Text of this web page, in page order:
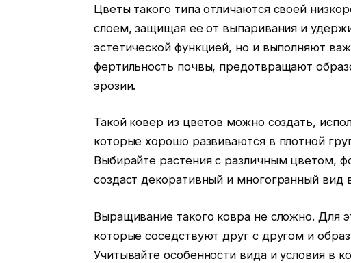
Цветы такого типа отличаются своей
слоем, защищая ее от выпаривания и
эстетической функцией, но и выполняют
фертильность почвы, предотвращают
эрозии.
Такой ковер из цветов можно создать,
которые хорошо развиваются в плотной
Выбирайте растения с различным цветом,
создаст декоративный и многогранный вид
Выращивание такого ковра не сложно. Для
которые соседствуют друг с другом и
Учитывайте особенности вида и условия в